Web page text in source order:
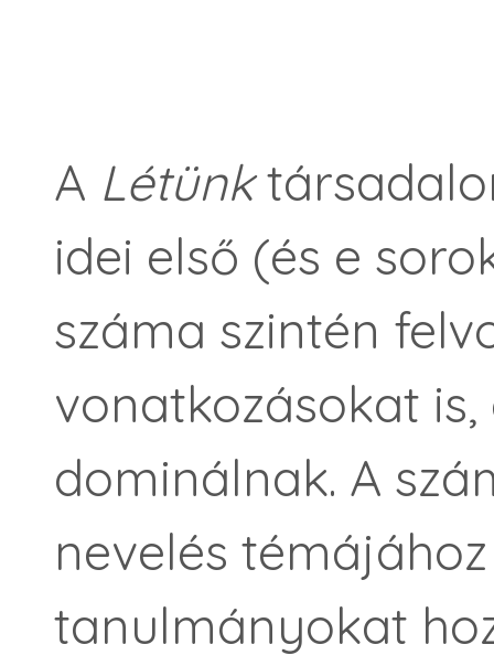
A Létünk
idei első (és e
száma szintén
vonatkozásokat
dominálnak. A
nevelés
tanulmányokat